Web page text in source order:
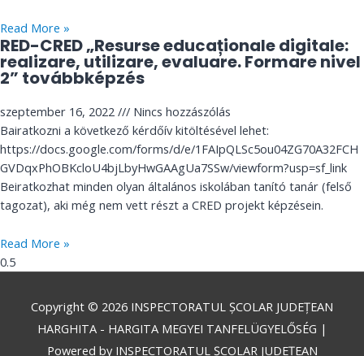
Read More »
RED-CRED „Resurse educaționale digitale:
realizare, utilizare, evaluare. Formare nivel
2” továbbképzés
szeptember 16, 2022
Nincs hozzászólás
Bairatkozni a következő kérdőív kitöltésével lehet:
https://docs.google.com/forms/d/e/1FAIpQLSc5ou04ZG70A32FCH
GVDqxPhOBKcloU4bjLbyHwGAAgUa7SSw/viewform?usp=sf_link
Beiratkozhat minden olyan általános iskolában tanító tanár (felső
tagozat), aki még nem vett részt a CRED projekt képzésein.
Read More »
Copyright © 2026 INSPECTORATUL ȘCOLAR JUDEȚEAN
HARGHITA - HARGITA MEGYEI TANFELÜGYELŐSÉG |
Powered by INSPECTORATUL ȘCOLAR JUDEȚEAN